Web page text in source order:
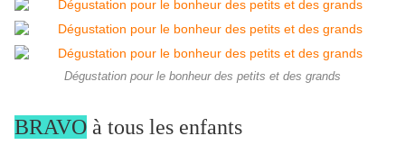
Dégustation pour le bonheur des petits et des grands
BRAVO à tous les enfants